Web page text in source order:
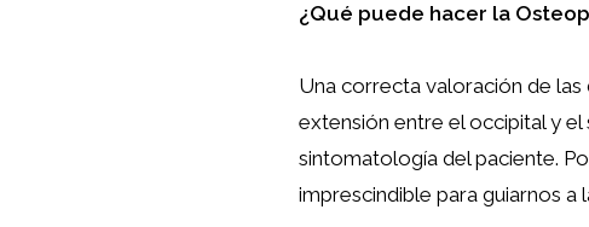
¿Qué puede hacer la
Una correcta valoración de
extensión entre el occipital y
sintomatología del paciente.
imprescindible para guiarnos a